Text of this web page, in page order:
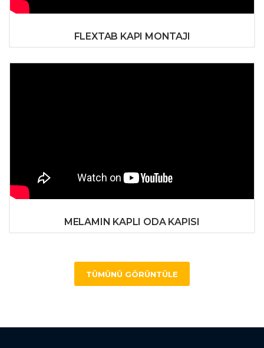
FLEXTAB KAPI MONTAJI
MELAMIN KAPLI ODA KAPISI
TÜMÜNÜ GÖRÜNTÜLE